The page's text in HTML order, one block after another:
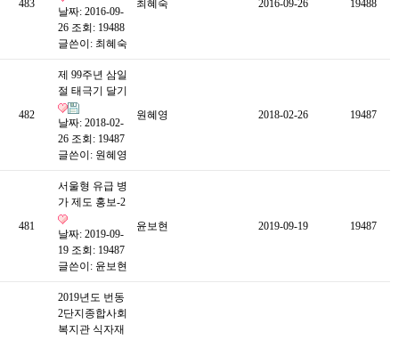
483
날짜: 2016-09-
26 조회: 19488
글쓴이: 최혜숙
최혜숙 2016-09-26 19488
482
제 99주년 삼일
절 태극기 달기
날짜: 2018-02-
26 조회: 19487
글쓴이: 원혜영
원혜영 2018-02-26 19487
481
서울형 유급 병
가 제도 홍보-2
날짜: 2019-09-
19 조회: 19487
글쓴이: 윤보현
윤보현 2019-09-19 19487
2019년도 번동
2단지종합사회
복지관 식자재